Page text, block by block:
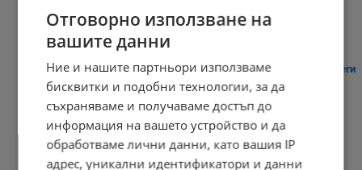
Активираха системата BG-Alert в Търговище заради опасни жеги
12:21 | 8.8.2026 г.
Японски учен определи параметрите на привлекателната
Отговорно използване на
вашите данни
Ние и нашите партньори използваме
бисквитки и подобни технологии, за да
съхраняваме и получаваме достъп до
информация на вашето устройство и да
обработваме лични данни, като вашия IP
адрес, уникални идентификатори и данни